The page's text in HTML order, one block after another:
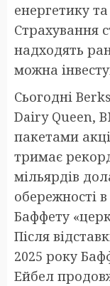
енергетику
Страхування
надходять
можна
Сьогодні
Dairy Queen,
пакетами
тримає
мільярдів
обережності
Баффету
Після
2025 року
Ейбел